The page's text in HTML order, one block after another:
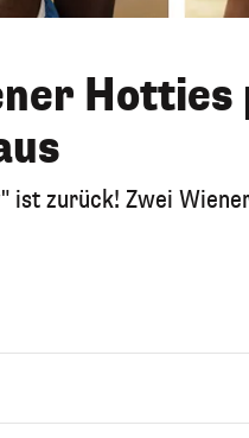
Hotties
ist zurück! Zwei